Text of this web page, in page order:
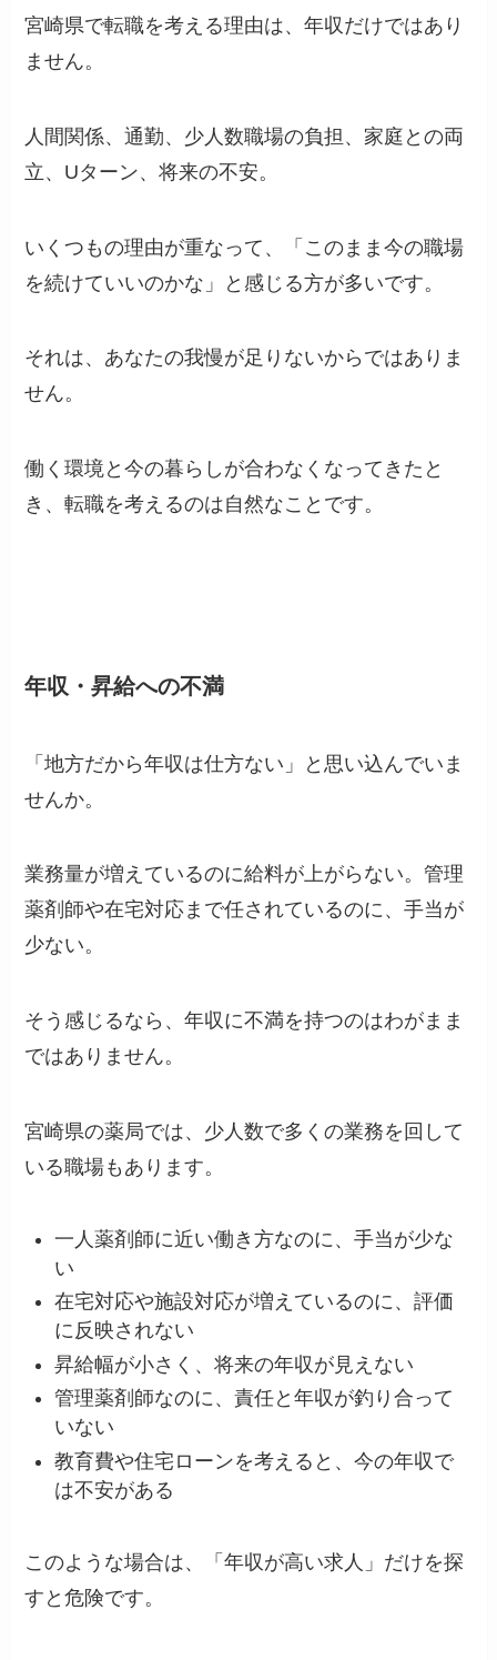
宮崎県で転職を考える理由は、年収だけではあり
ません。
人間関係、通勤、少人数職場の負担、家庭との両
立、Uターン、将来の不安。
いくつもの理由が重なって、「このまま今の職場
を続けていいのかな」と感じる方が多いです。
それは、あなたの我慢が足りないからではありま
せん。
働く環境と今の暮らしが合わなくなってきたと
き、転職を考えるのは自然なことです。
年収・昇給への不満
「地方だから年収は仕方ない」と思い込んでいま
せんか。
業務量が増えているのに給料が上がらない。管理
薬剤師や在宅対応まで任されているのに、手当が
少ない。
そう感じるなら、年収に不満を持つのはわがまま
ではありません。
宮崎県の薬局では、少人数で多くの業務を回して
いる職場もあります。
一人薬剤師に近い働き方なのに、手当が少な
い
在宅対応や施設対応が増えているのに、評価
に反映されない
昇給幅が小さく、将来の年収が見えない
管理薬剤師なのに、責任と年収が釣り合って
いない
教育費や住宅ローンを考えると、今の年収で
は不安がある
このような場合は、「年収が高い求人」だけを探
すと危険です。